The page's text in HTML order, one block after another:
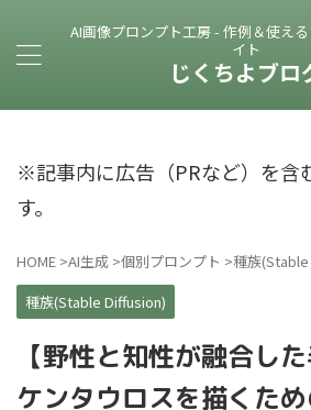
AI画像プロンプト工房 - 作例＆使え
イト
じくちよブロ
※記事内に広告（PRなど）を含
す。
HOME >AI生成 >個別プロンプト >種族
種族(Stable Diffusion)
【野性と知性が融合し
ケンタウロスを描くた